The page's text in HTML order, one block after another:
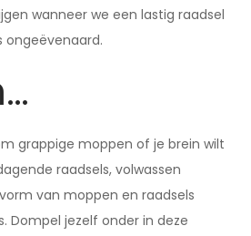
wanneer we een lastig raadsel
ongeëvenaard.
grappige moppen of je brein wilt
raadsels, volwassen
van moppen en raadsels
Dompel jezelf onder in deze